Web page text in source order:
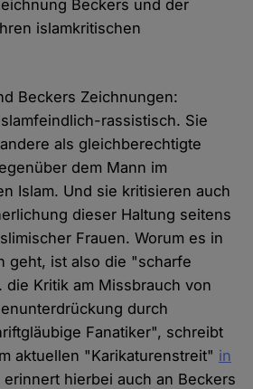
Beckers und der
islamkritischen
Beckers Zeichnungen:
rassistisch. Sie
als gleichberechtigte
dem Mann im
Islam. Und sie kritisieren auch
dieser Haltung seitens
Frauen. Worum es in
geht, ist also die "scharfe
die Kritik am Missbrauch von
durch
Fanatiker", schreibt
aktuellen "Karikaturenstreit" in
erinnert hierbei auch an Beckers